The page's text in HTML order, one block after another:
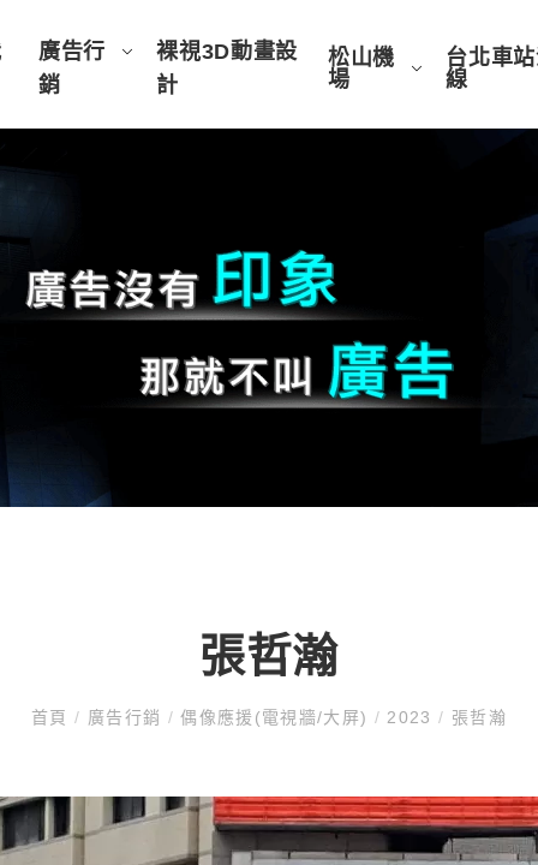
廣告行
銷
裸視3D動畫設
計
松山機
場
台北車
線
張哲瀚
首頁/ 廣告行銷 / 偶像應援(電視牆/大屏) / 2023/ 張哲瀚